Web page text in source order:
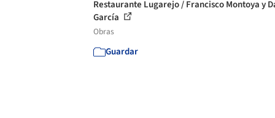
Restaurante Lugarejo / Francisco Montoya y
García
Obras
Guardar